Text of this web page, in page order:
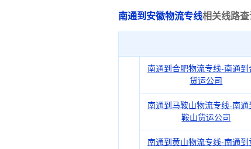
南通到安徽物流专线相关线路查
南通到合肥物流专线-南通到
货运公司
南通到马鞍山物流专线-南通
鞍山货运公司
南通到黄山物流专线-南通到